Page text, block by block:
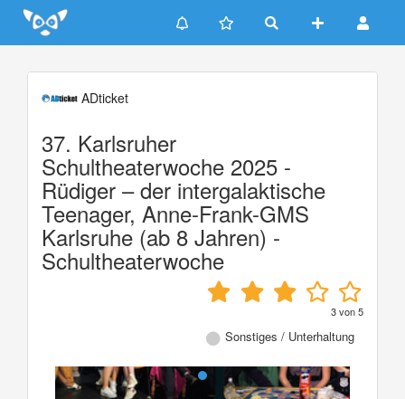
Update cookies preferences
ADticket
37. Karlsruher
Schultheaterwoche 2025 -
Rüdiger – der intergalaktische
Teenager, Anne-Frank-GMS
Karlsruhe (ab 8 Jahren) -
Schultheaterwoche
3von5
Sonstiges / Unterhaltung